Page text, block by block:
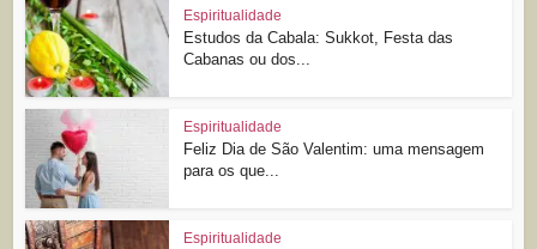
Espiritualidade
Estudos da Cabala: Sukkot, Festa das
Cabanas ou dos...
Espiritualidade
Feliz Dia de São Valentim: uma mensagem
para os que...
Espiritualidade